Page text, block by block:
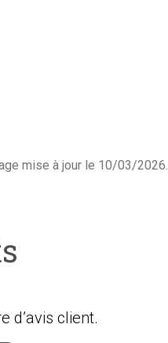
mise à jour le 10/03/2026.
d’avis client.